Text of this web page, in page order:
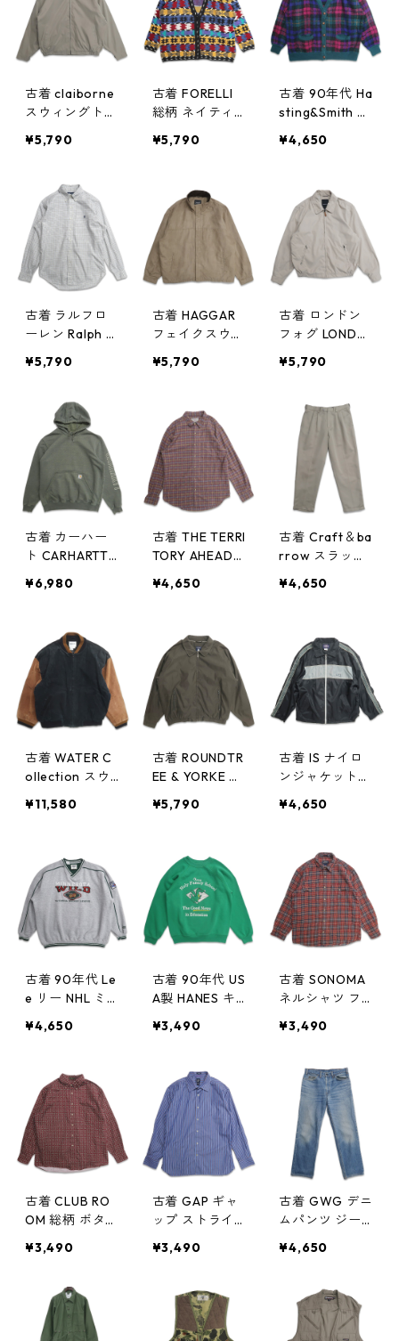
w50326
古着 claiborne
スウィングトッ
ャケット ベー
gd405101n
w50326
¥5,790
古着 FORELLI
総柄 ネイティ
ニット カーデ
ー 表記：-- g
d405100n w5
0326
¥5,790
古着 90年代 Ha
sting&Smith ア
カーディガン
ック 表記：L
gd405099n w
50326
¥4,650
古着 ラルフロ
ーレン Ralph L
ント ボタンダ
袖シャツ チェ
ック 表記：M
gd405097n w
50326
¥5,790
古着 HAGGAR
フェイクスウェ
ップジャケット
ケット ベージ
ュ 表記：XXL
gd405088n w
50325
¥5,790
古着 ロンドン
フォグ LONDO
ングトップ ブ
ット ベージュ
表記：M gd4
05087n w503
¥5,790
古着 カーハー
ト CARHARTT
カー トレーナ
ワンポイント
グリーン系 表
記：L gd405
084n w50325
¥6,980
古着 THE TERRI
TORY AHEAD
ッド 長袖シャ
5079n w50325
¥4,650
古着 Craft＆ba
rrow スラック
タック ベージ
4n w50325
¥4,650
古着 WATER C
ollection スウ
レザージャケッ
ン 表記：L gd
405073n w50
324
¥11,580
古着 ROUNDTR
EE & YORKE ス
ブルゾン ジャ
w50324
¥5,790
古着 IS ナイロ
ンジャケット
ャケット 表
5070n w5032
¥4,650
古着 90年代 Le
e リー NHL ミ
ド スウェット
レー 表記：XXL
gd405069n
w50324
¥4,650
古着 90年代 US
A製 HANES キ
プリント スウ
ナー グリーン
表記：L（14-1
6） gd40506
8n w50324
¥3,490
古着 SONOMA
ネルシャツ フ
シャツ チェッ
d405066n w5
0324
¥3,490
古着 CLUB RO
OM 総柄 ボタン
長袖シャツ 表
065n w50324
¥3,490
古着 GAP ギャ
ップ ストライ
シャツ マチ付
6 1/2 gd4050
63n w50324
¥3,490
古着 GWG デニ
ムパンツ ジー
表記：W34L32
w50324
¥4,650